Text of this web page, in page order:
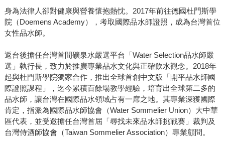
身為法律人卻對健康與營養懷抱熱忱。2017年前往德國杜門斯學
院（Doemens Academy），考取國際品水師證照，成為台灣首位
女性品水師。
返台後擔任台灣首間礦泉水嚴選平台「Water Selection品水師嚴
選」執行長，致力於推廣專業品水文化與正確飲水觀念。2018年
起與杜門斯學院獨家合作，推出全球首創中文版「開平品水師國
際證照課程」，迄今累積百餘場教學經驗，培育出全球第二多的
品水師，讓台灣在國際品水領域占有一席之地。其專業深獲國際
肯定，指派為國際品水師協會（Water Sommelier Union）大中華
區代表，並受邀擔任台灣首屆「尋找未來品水師挑戰賽」裁判及
台灣侍酒師協會（Taiwan Sommelier Association）專業顧問。